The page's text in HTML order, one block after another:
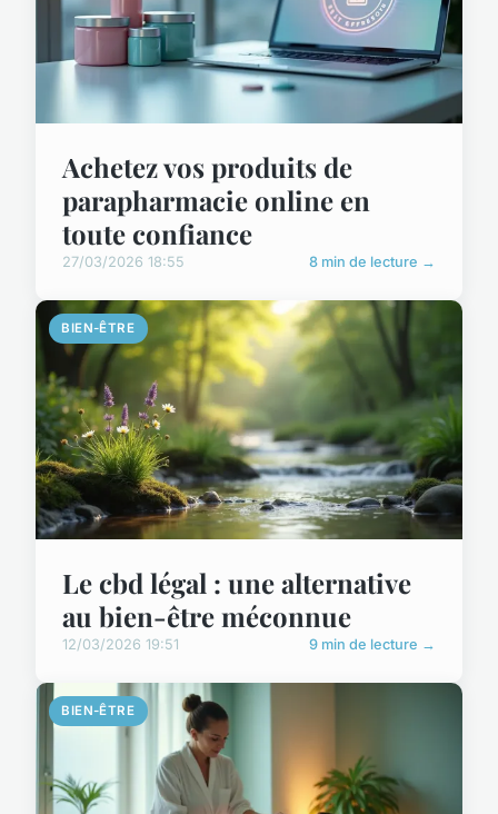
Achetez vos produits de
parapharmacie online en
toute confiance
27/03/2026 18:55 8 min de lecture →
BIEN-ÊTRE
Le cbd légal : une alternative
au bien-être méconnue
12/03/2026 19:51 9 min de lecture →
BIEN-ÊTRE